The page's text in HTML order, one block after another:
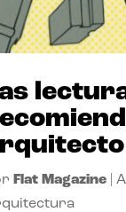
Flat Magazine |